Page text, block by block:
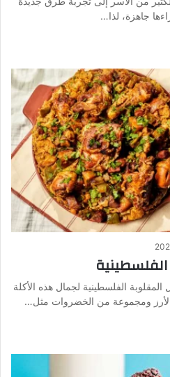
جاهزة، لذا…
الفلسطينية لجمال هذه الأكلة
الأرز ومجموعة من الخضروات مثل…